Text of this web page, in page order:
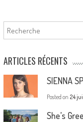
Rechercher
ARTICLES RÉCENTS
SIENNA
Posted on 24
She’s